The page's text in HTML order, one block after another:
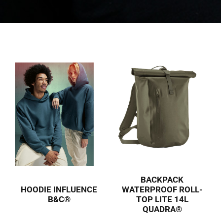
HOODIE INFLUENCE
B&C®
BACKPACK
WATERPROOF ROLL-
TOP LITE 14L
QUADRA®